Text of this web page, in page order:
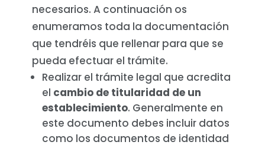
necesarios. A continuación os
enumeramos toda la documentación
que tendréis que rellenar para que se
pueda efectuar el trámite.
Realizar el trámite legal que acredita
el cambio de titularidad de un
establecimiento. Generalmente en
este documento debes incluir datos
como los documentos de identidad